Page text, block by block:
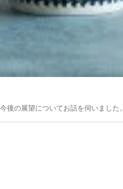
後の展望についてお話を伺いました。